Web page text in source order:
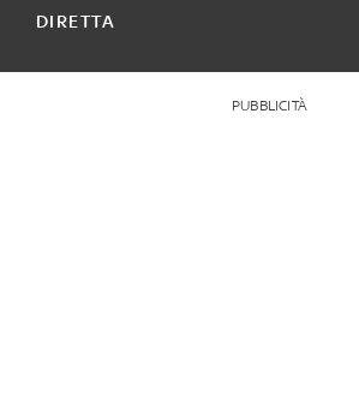
DIRETTA
PUBBLICITÀ